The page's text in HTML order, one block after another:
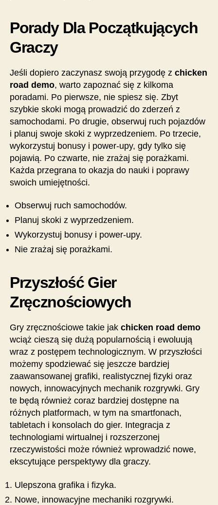
Porady Dla Początkujących
Graczy
Jeśli dopiero zaczynasz swoją przygodę z chicken
road demo, warto zapoznać się z kilkoma
poradami. Po pierwsze, nie spiesz się. Zbyt
szybkie skoki mogą prowadzić do zderzeń z
samochodami. Po drugie, obserwuj ruch pojazdów
i planuj swoje skoki z wyprzedzeniem. Po trzecie,
wykorzystuj bonusy i power-upy, gdy tylko się
pojawią. Po czwarte, nie zrażaj się porażkami.
Każda przegrana to okazja do nauki i poprawy
swoich umiejętności.
Obserwuj ruch samochodów.
Planuj skoki z wyprzedzeniem.
Wykorzystuj bonusy i power-upy.
Nie zrażaj się porażkami.
Przyszłość Gier
Zręcznościowych
Gry zręcznościowe takie jak chicken road demo
wciąż cieszą się dużą popularnością i ewoluują
wraz z postępem technologicznym. W przyszłości
możemy spodziewać się jeszcze bardziej
zaawansowanej grafiki, realistycznej fizyki oraz
nowych, innowacyjnych mechanik rozgrywki. Gry
te będą również coraz bardziej dostępne na
różnych platformach, w tym na smartfonach,
tabletach i konsolach do gier. Integracja z
technologiami wirtualnej i rozszerzonej
rzeczywistości może również wprowadzić nowe,
ekscytujące perspektywy dla graczy.
Ulepszona grafika i fizyka.
Nowe, innowacyjne mechaniki rozgrywki.